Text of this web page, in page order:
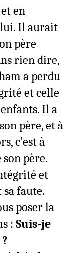
en
lui. Il aurait
père
rien dire,
a perdu
et celle
Il a
père, et à
c’est à
père.
et
faute.
poser la
: Suis-je